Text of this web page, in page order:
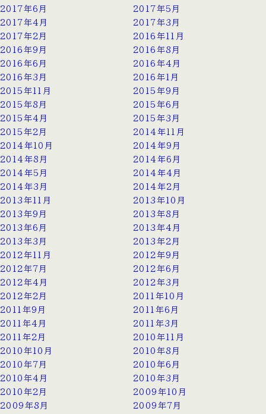
2017年6月
2017年5月
2017年4月
2017年3月
2017年2月
2016年11月
2016年9月
2016年8月
2016年6月
2016年4月
2016年3月
2016年1月
2015年11月
2015年9月
2015年8月
2015年6月
2015年4月
2015年3月
2015年2月
2014年11月
2014年10月
2014年9月
2014年8月
2014年6月
2014年5月
2014年4月
2014年3月
2014年2月
2013年11月
2013年10月
2013年9月
2013年8月
2013年6月
2013年4月
2013年3月
2013年2月
2012年11月
2012年9月
2012年7月
2012年6月
2012年4月
2012年3月
2012年2月
2011年10月
2011年9月
2011年6月
2011年4月
2011年3月
2011年2月
2010年11月
2010年10月
2010年8月
2010年7月
2010年6月
2010年4月
2010年3月
2010年2月
2009年10月
2009年8月
2009年7月